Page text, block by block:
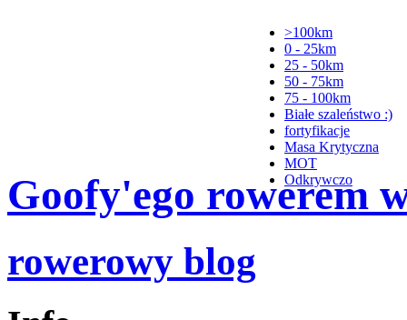
>100km
0 - 25km
25 - 50km
50 - 75km
75 - 100km
Białe szaleństwo :)
fortyfikacje
Masa Krytyczna
MOT
Odkrywczo
Goofy'ego rowerem
rowerowy blog